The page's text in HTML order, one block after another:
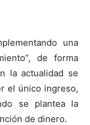
una
de forma
la actualidad se
el único ingreso,
se plantea la
de dinero.